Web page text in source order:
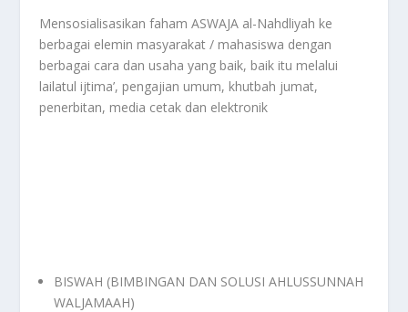
Mensosialisasikan faham ASWAJA al-Nahdliyah ke
berbagai elemin masyarakat / mahasiswa dengan
berbagai cara dan usaha yang baik, baik itu melalui
lailatul ijtima’, pengajian umum, khutbah jumat,
penerbitan, media cetak dan elektronik
BISWAH (BIMBINGAN DAN SOLUSI AHLUSSUNNAH
WALJAMAAH)